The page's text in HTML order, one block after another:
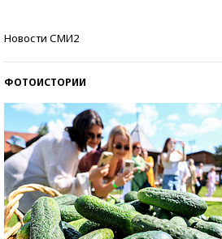
Новости СМИ2
ФОТОИСТОРИИ